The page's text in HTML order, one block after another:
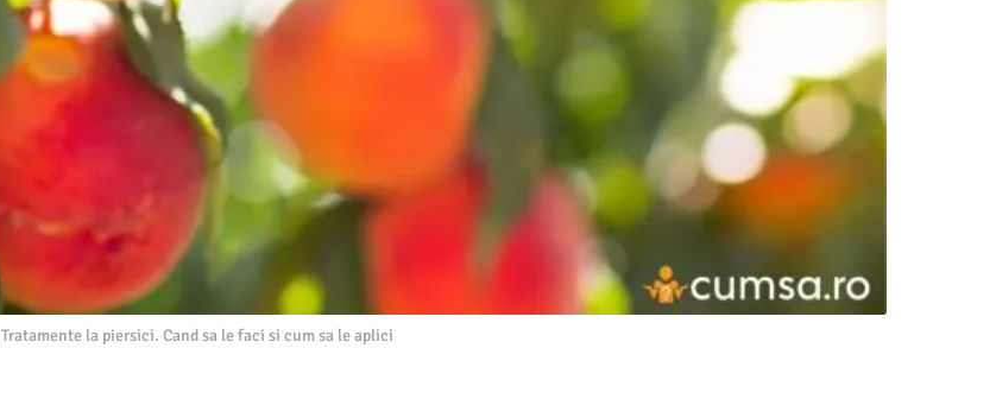
Tratamente la piersici. Cand sa le faci si cum sa le aplici